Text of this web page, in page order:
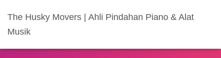
The Husky Movers | Ahli Pindahan Piano & Alat
Musik